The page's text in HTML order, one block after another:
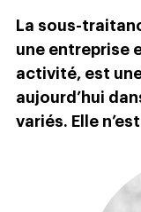
La sous-
une entreprise
activité, est
aujourd’hui
variés. Elle